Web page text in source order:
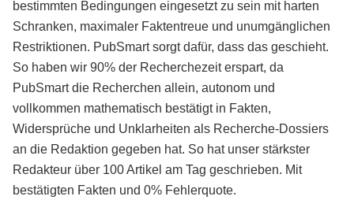
bestimmten Bedingungen eingesetzt zu sein mit harten
Schranken, maximaler Faktentreue und unumgänglichen
Restriktionen. PubSmart sorgt dafür, dass das geschieht.
So haben wir 90% der Recherchezeit erspart, da
PubSmart die Recherchen allein, autonom und
vollkommen mathematisch bestätigt in Fakten,
Widersprüche und Unklarheiten als Recherche-Dossiers
an die Redaktion gegeben hat. So hat unser stärkster
Redakteur über 100 Artikel am Tag geschrieben. Mit
bestätigten Fakten und 0% Fehlerquote.